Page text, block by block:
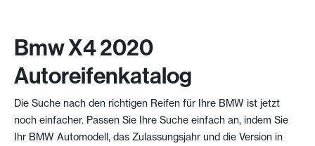
Bmw X4 2020
Autoreifenkatalog
Die Suche nach den richtigen Reifen für Ihre BMW ist jetzt
noch einfacher. Passen Sie Ihre Suche einfach an, indem Sie
Ihr BMW Automodell, das Zulassungsjahr und die Version in